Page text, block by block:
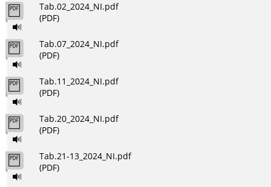
Tab.02_2024_NI.pdf
(PDF)
Tab.07_2024_NI.pdf
(PDF)
Tab.11_2024_NI.pdf
(PDF)
Tab.20_2024_NI.pdf
(PDF)
Tab.21-13_2024_NI.pdf
(PDF)